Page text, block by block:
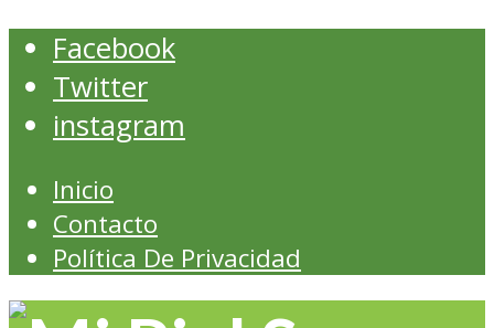
Facebook
Twitter
instagram
Inicio
Contacto
Política De Privacidad